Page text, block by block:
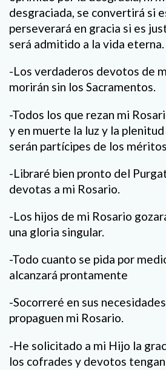
desgraciada, se convertirá si
perseverará en gracia si es
será admitido a la vida eterna.
-Los verdaderos devotos de
morirán sin los Sacramentos.
-Todos los que rezan mi
y en muerte la luz y la
serán partícipes de los
-Libraré bien pronto del
devotas a mi Rosario.
-Los hijos de mi Rosario
una gloria singular.
-Todo cuanto se pida por
alcanzará prontamente
-Socorreré en sus
propaguen mi Rosario.
-He solicitado a mi Hijo la
los cofrades y devotos